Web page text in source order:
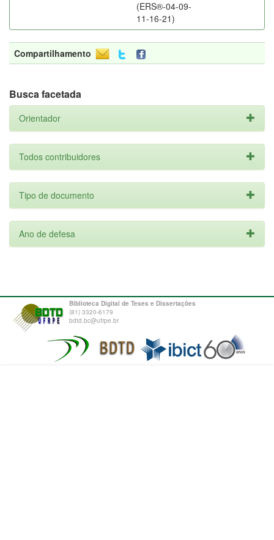
(ERS®-04-09-
11-16-21)
Compartilhamento
Busca facetada
Orientador
Todos contribuidores
Tipo de documento
Ano de defesa
Biblioteca Digital de Teses e Dissertações
(81) 3320-6179
bdtd.bc@ufrpe.br